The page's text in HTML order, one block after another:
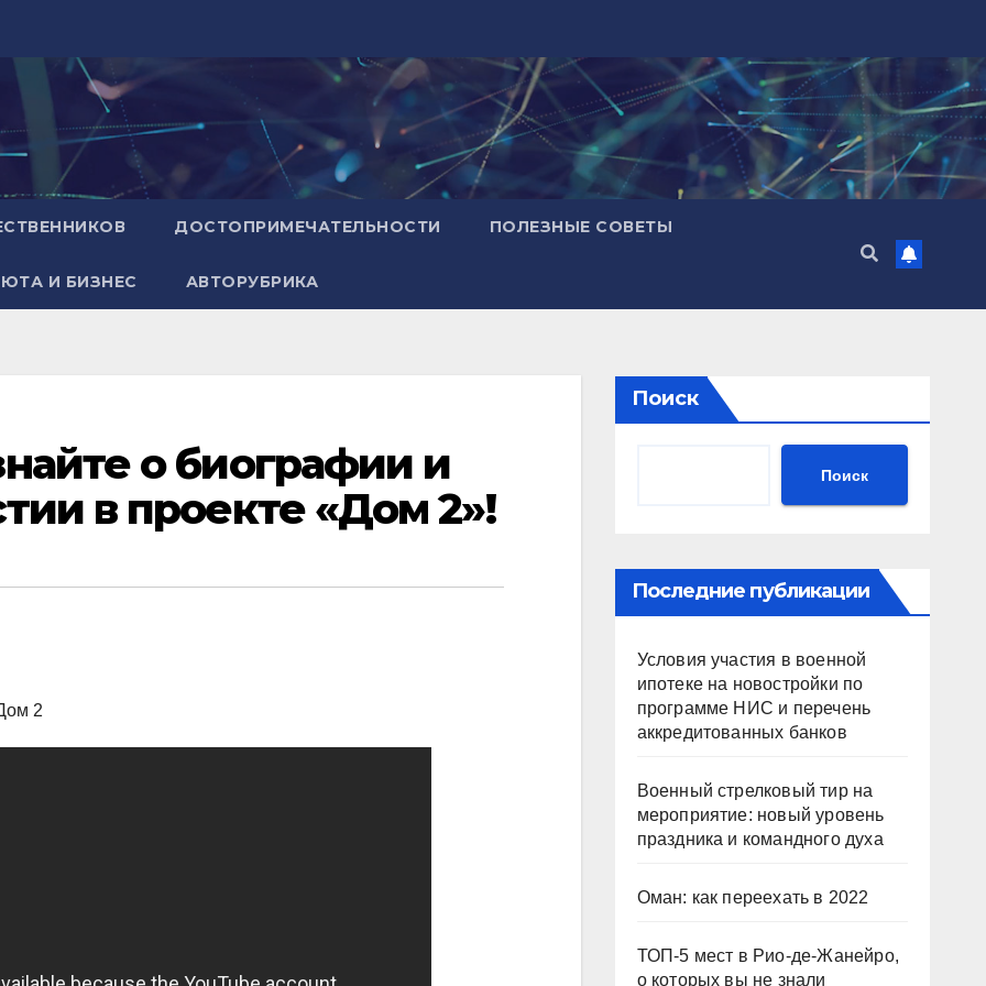
ДОСТОПРИМЕЧАТЕЛЬНОСТИ ПОЛЕЗНЫЕ СОВЕТЫ
И БИЗНЕС АВТОРУБРИКА
о биографии и
в проекте «Дом 2»!
Поиск
Поиск
Последние публикации
Условия участия в военной
ипотеке на новостройки по
программе НИС и перечень
аккредитованных банков
Военный стрелковый тир на
мероприятие: новый уровень
праздника и командного духа
Оман: как переехать в 2022
ТОП-5 мест в Рио-де-Жанейро,
о которых вы не знали